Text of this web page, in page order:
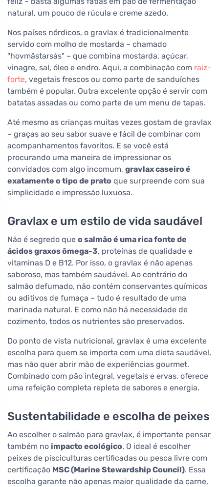
natural, um pouco de rúcula e creme azedo.
Nos países nórdicos, o gravlax é tradicionalmente
servido com molho de mostarda – chamado
"hovmästarsås" – que combina mostarda, açúcar,
vinagre, sal, óleo e endro. Aqui, a combinação com raiz-
forte, vegetais frescos ou como parte de sanduíches
também é popular. Outra excelente opção é servir com
batatas assadas ou como parte de um menu de tapas.
Até mesmo as crianças muitas vezes gostam de gravlax
– graças ao seu sabor suave e fácil de combinar com
acompanhamentos favoritos. E se você está
procurando uma maneira de impressionar os
convidados com algo incomum, gravlax caseiro é
exatamente o tipo de prato que surpreende com sua
simplicidade e impressão luxuosa.
Gravlax e um estilo de vida saudável
Não é segredo que o salmão é uma rica fonte de
ácidos graxos ômega-3, proteínas de qualidade e
vitaminas D e B12. Por isso, o gravlax é não apenas
saboroso, mas também saudável. Ao contrário do
salmão defumado, não contém conservantes químicos
ou aditivos de fumaça – tudo é resultado de uma
marinada natural. E como não há necessidade de
cozimento, todos os nutrientes são preservados.
Do ponto de vista nutricional, gravlax é uma excelente
escolha para quem se importa com uma dieta saudável,
mas não quer abrir mão de experiências gourmet.
Combinado com pão integral, vegetais e ervas, oferece
uma refeição completa repleta de sabores e energia.
Sustentabilidade e escolha de peixes
Ao escolher o salmão para gravlax, é importante pensar
também no impacto ecológico. O ideal é escolher
peixes de pisciculturas certificadas ou pesca livre com
certificação MSC (Marine Stewardship Council). Essa
escolha garante não apenas maior qualidade da carne,